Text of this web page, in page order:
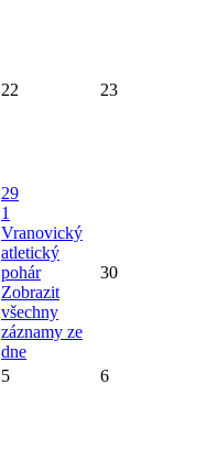
22 23
29
1
Vranovický
atletický
pohár
Zobrazit
všechny
záznamy ze
dne
30
5 6